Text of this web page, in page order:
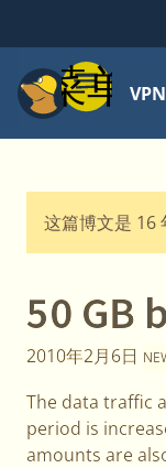
菜单VPN
这篇博文是 16
50 GB
2010年2月6日
The data traffic
period is
amounts are